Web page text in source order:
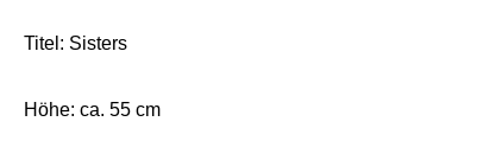
Titel: Sisters
Höhe: ca. 55 cm